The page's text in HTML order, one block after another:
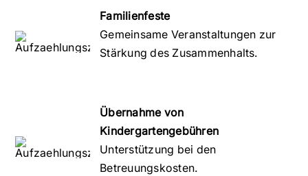
Familienfeste
Gemeinsame Veranstaltungen zur
Stärkung des Zusammenhalts.
Übernahme von
Kindergartengebühren
Unterstützung bei den
Betreuungskosten.